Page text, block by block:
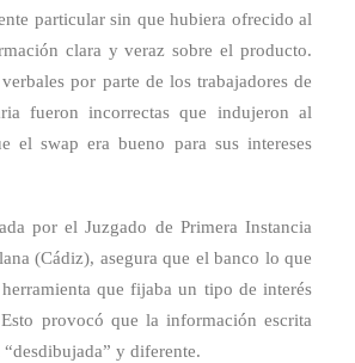
particular sin que hubiera ofrecido al
clara y veraz sobre el producto.
por parte de los trabajadores de
fueron incorrectas que indujeron al
el swap era bueno para sus intereses
por el Juzgado de Primera Instancia
(Cádiz), asegura que el banco lo que
que fijaba un tipo de interés
provocó que la información escrita
y diferente.